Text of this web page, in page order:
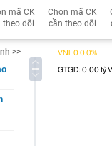
mã CK
theo dõi
Chọn mã CK
cần theo dõi
>>